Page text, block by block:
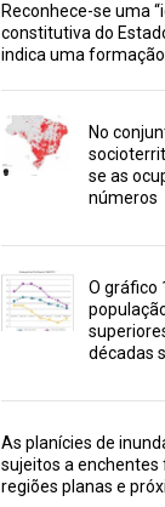
Reconhece-se uma
constitutiva do
indica uma formação
No
se as
números
O gráfico
décadas
As planícies de
sujeitos a enchentes
regiões planas e